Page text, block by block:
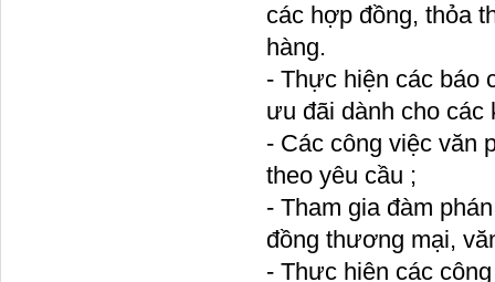
các hợp đồng, thỏa
hàng.
- Thực hiện các báo
ưu đãi dành cho
- Các công việc văn
theo yêu cầu ;
- Tham gia đàm
đồng thương mại,
- Thực hiện các